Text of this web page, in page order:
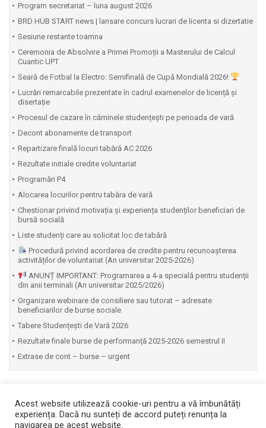
Program secretariat – luna august 2026
BRD HUB START news | lansare concurs lucrari de licenta si dizertatie
Sesiune restante toamna
Ceremonia de Absolvire a Primei Promoții a Masterului de Calcul
Cuantic UPT
⁠Seară de Fotbal la Electro: Semifinală de Cupă Mondială 2026!
Lucrări remarcabile prezentate în cadrul examenelor de licență și
disertație
Procesul de cazare în căminele studențești pe perioada de vară
Decont abonamente de transport
Repartizare finală locuri tabără AC 2026
Rezultate initiale credite voluntariat
Programări P4
Alocarea locurilor pentru tabăra de vară
Chestionar privind motivația și experiența studenților beneficiari de
bursă socială
Liste studenți care au solicitat loc de tabără
Procedură privind acordarea de credite pentru recunoașterea
activităților de voluntariat (An universitar 2025-2026)
ANUNȚ IMPORTANT: Programarea a 4-a specială pentru studenții
din anii terminali (An universitar 2025/2026)
Organizare webinare de consiliere sau tutorat – adresate
beneficiarilor de burse sociale
Tabere Studențești de Vară 2026
Rezultate finale burse de performanță 2025-2026 semestrul II
Extrase de cont – burse – urgent
Acest website utilizează cookie-uri pentru a vă îmbunătăți
experiența. Dacă nu sunteți de accord puteți renunța la
navigarea pe acest website.